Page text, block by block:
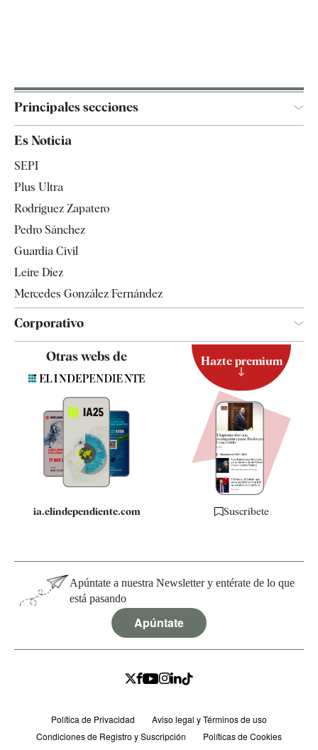
Principales secciones
España
Televisión
Es Noticia
SEPI
Plus Ultra
Rodríguez Zapatero
Pedro Sánchez
Guardia Civil
Leire Díez
Mercedes González Fernández
Corporativo
Contacto
Quiénes somos
Especificaciones
Otras webs de
ia.elindependiente.com
Hazte premium
Suscríbete
Apúntate a nuestra Newsletter y entérate de lo que
está pasando
Apúntate
Política de Privacidad
Aviso legal y Términos de uso
Condiciones de Registro y Suscripción
Políticas de Cookies